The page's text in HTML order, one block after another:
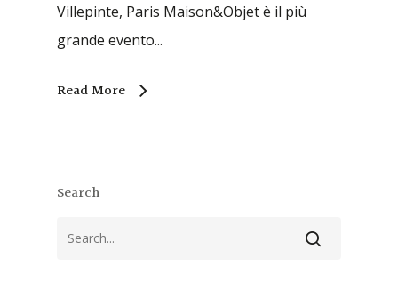
Villepinte, Paris Maison&Objet è il più
grande evento...
Read More
Search